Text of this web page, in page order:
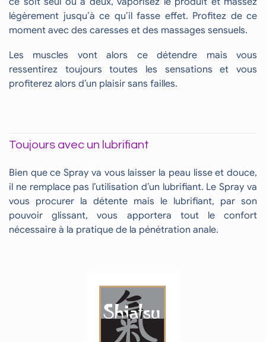
légèrement jusqu’à ce qu’il fasse effet. Profitez de ce
moment avec des caresses et des massages sensuels.
Les muscles vont alors ce détendre mais vous
ressentirez toujours toutes les sensations et vous
profiterez alors d’un plaisir sans failles.
Toujours avec un lubrifiant
Bien que ce Spray va vous laisser la peau lisse et douce,
il ne remplace pas l’utilisation d’un lubrifiant. Le Spray va
vous procurer la détente mais le lubrifiant, par son
pouvoir glissant, vous apportera tout le confort
nécessaire à la pratique de la pénétration anale.